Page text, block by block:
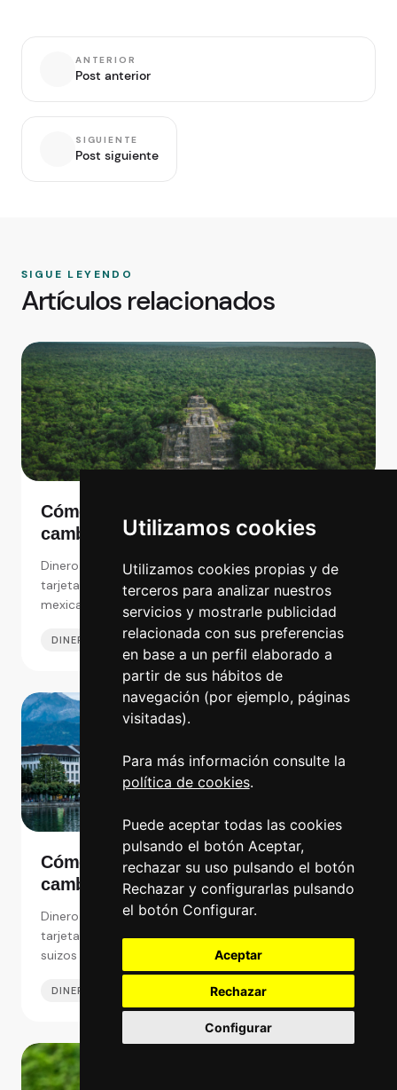
Utilizamos cookies
Utilizamos cookies propias y de
terceros para analizar nuestros
servicios y mostrarle publicidad
relacionada con sus preferencias
en base a un perfil elaborado a
partir de sus hábitos de
navegación (por ejemplo, páginas
visitadas).
Para más información consulte la
política de cookies.
Puede aceptar todas las cookies
pulsando el botón Aceptar,
rechazar su uso pulsando el botón
Rechazar y configurarlas pulsando
el botón Configurar.
Aceptar
Rechazar
Configurar
ANTERIOR
Post anterior
SIGUIENTE
Post siguiente
SIGUE LEYENDO
Artículos relacionados
Cómo pagar en México y dónde
cambiar de euros a pesos mexicanos
Dinero en México: Pagar en efectivo con pesos o con
tarjeta, y dónde es mejor cambiar de euros a pesos
mexicanos en España y México.
DINERO EN EL EXTRANJERO 30 JUL 2025
Cómo pagar en Suiza y dónde
cambiar de euros a francos suizos en
Dinero en Suiza: Pagar en efectivo con francos o con
tarjeta,y dónde es mejor cambiar de euros a francos
suizos en España y Suiza.
DINERO EN EL EXTRANJERO 02 JUL 2025